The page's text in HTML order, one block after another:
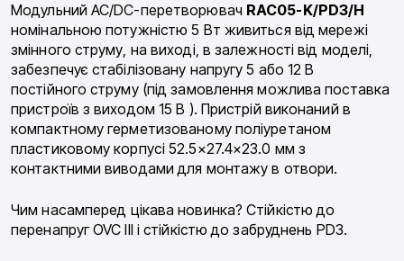
Модульний AC/DC-перетворювач RAC05-K/PD3/H
номінальною потужністю 5 Вт живиться від мережі
змінного струму, на виході, в залежності від моделі,
забезпечує стабілізовану напругу 5 або 12 В
постійного струму (під замовлення можлива поставка
пристроїв з виходом 15 В ). Пристрій виконаний в
компактному герметизованому поліуретаном
пластиковому корпусі 52.5×27.4×23.0 мм з
контактними виводами для монтажу в отвори.
Чим насамперед цікава новинка? Стійкістю до
перенапруг OVC III і стійкістю до забруднень PD3.